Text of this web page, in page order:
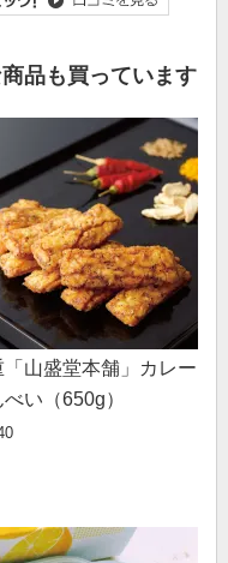
品も買っています
「山盛堂本舗」カレー
い（650g）